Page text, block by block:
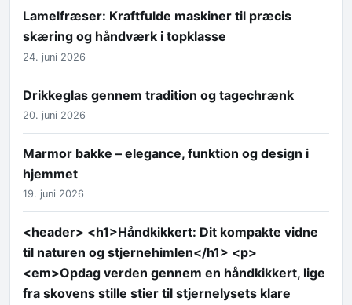
Lamelfræser: Kraftfulde maskiner til præcis
skæring og håndværk i topklasse
24. juni 2026
Drikkeglas gennem tradition og tagechrænk
20. juni 2026
Marmor bakke – elegance, funktion og design i
hjemmet
19. juni 2026
<header> <h1>Håndkikkert: Dit kompakte vidne
til naturen og stjernehimlen</h1> <p>
<em>Opdag verden gennem en håndkikkert, lige
fra skovens stille stier til stjernelysets klare